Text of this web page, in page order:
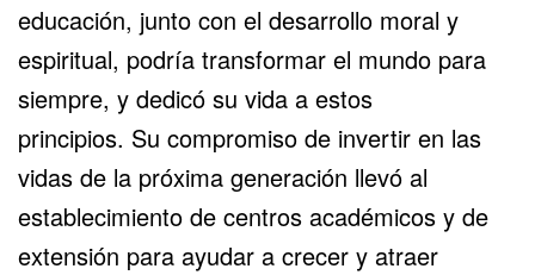
educación, junto con el desarrollo moral y
espiritual, podría transformar el mundo para
siempre, y dedicó su vida a estos
principios. Su compromiso de invertir en las
vidas de la próxima generación llevó al
establecimiento de centros académicos y de
extensión para ayudar a crecer y atraer